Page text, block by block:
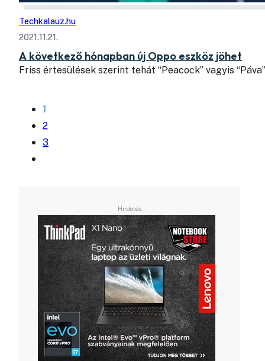
Techkalauz.hu
2021.11.21.
A következő hónapban új Oppo eszköz jöhet
Friss értesülések szerint tehát “Peacock” vagyis
1
2
3